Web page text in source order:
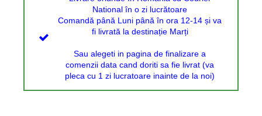
National în o zi lucrătoare
Comandă până Luni până în ora 12-14 și va
fi livrată la destinație Marți
Sau alegeti in pagina de finalizare a
comenzii data cand doriti sa fie livrat (va
pleca cu 1 zi lucratoare inainte de la noi)